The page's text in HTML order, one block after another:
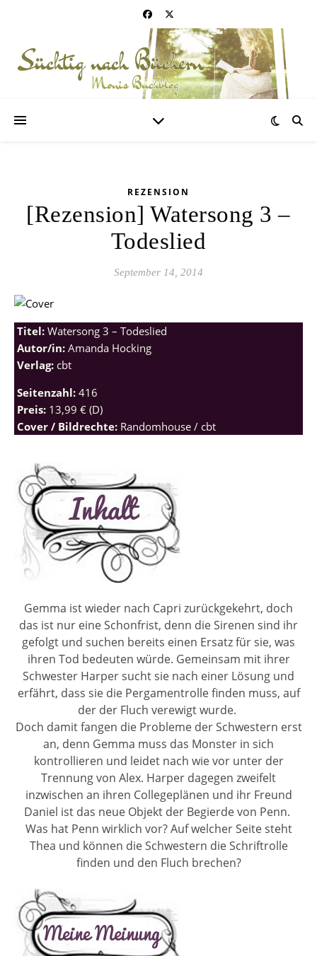
REZENSION
[Rezension] Watersong 3 –
Todeslied
September 14, 2014
Titel: Watersong 3 – Todeslied
Autor/in: Amanda Hocking
Verlag: cbt
Seitenzahl: 416
Preis: 13,99 € (D)
Cover / Bildrechte: Randomhouse / cbt
Gemma ist wieder nach Capri zurückgekehrt, doch
das ist nur eine Schonfrist, denn die Sirenen sind ihr
gefolgt und suchen bereits einen Ersatz für sie, was
ihren Tod bedeuten würde. Gemeinsam mit ihrer
Schwester Harper sucht sie nach einer Lösung und
erfährt, dass sie die Pergamentrolle finden muss, auf
der der Fluch verewigt wurde.
Doch damit fangen die Probleme der Schwestern erst
an, denn Gemma muss das Monster in sich
kontrollieren und leidet nach wie vor unter der
Trennung von Alex. Harper dagegen zweifelt
inzwischen an ihren Collegeplänen und ihr Freund
Daniel ist das neue Objekt der Begierde von Penn.
Was hat Penn wirklich vor? Auf welcher Seite steht
Thea und können die Schwestern die Schriftrolle
finden und den Fluch brechen?